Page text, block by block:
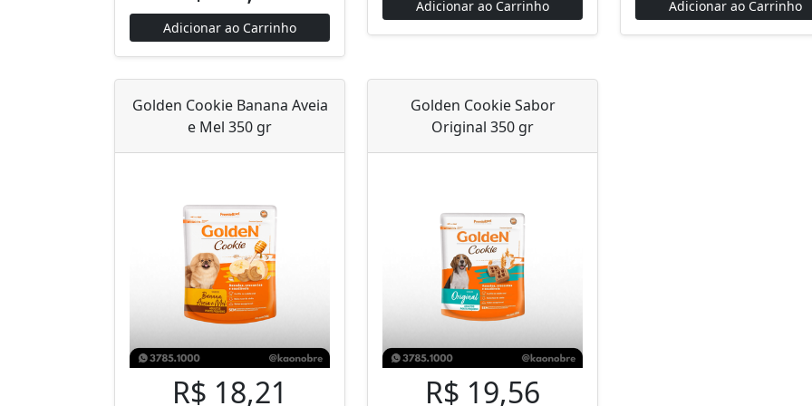
Adicionar ao Carrinho
Adicionar ao Carrinho Adicionar ao Carrinho
Golden Cookie Banana Aveia
e Mel 350 gr
R$ 18,21
Golden Cookie Sabor
Original 350 gr
R$ 19,56